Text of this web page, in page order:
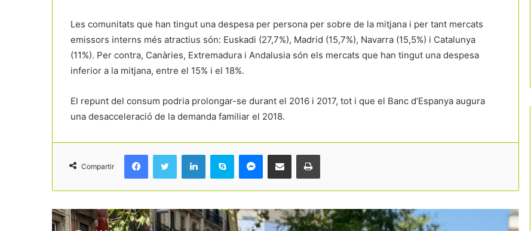
Les comunitats que han tingut una despesa per persona per sobre de la mitjana i per tant mercats
emissors interns més atractius són: Euskadi (27,7%), Madrid (15,7%), Navarra (15,5%) i Catalunya
(11%). Per contra, Canàries, Extremadura i Andalusia són els mercats que han tingut una despesa
inferior a la mitjana, entre el 15% i el 18%.
El repunt del consum podria prolongar-se durant el 2016 i 2017, tot i que el Banc d’Espanya augura
una desacceleració de la demanda familiar el 2018.
Compartir
temporada d’estiu